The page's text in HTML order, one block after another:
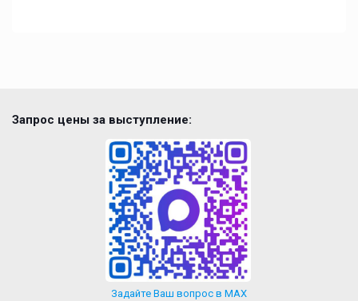
Запрос цены за выступление:
Задайте Ваш вопрос в MAX